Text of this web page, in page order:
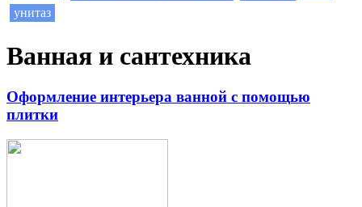
унитаз
Ванная и сантехника
Оформление интерьера ванной с помощью
плитки